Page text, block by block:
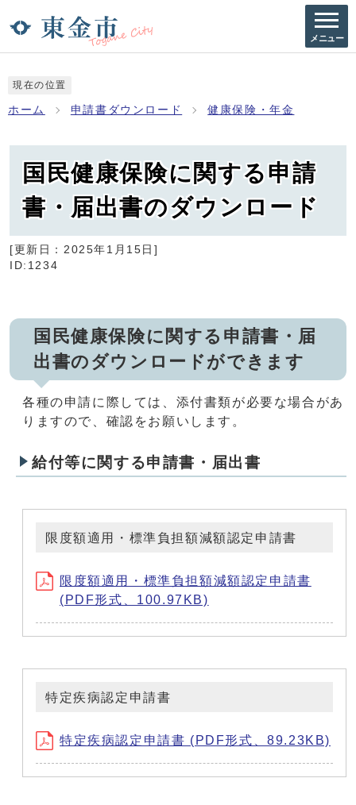
メニュー
現在の位置
ホーム 申請書ダウンロード 健康保険・年金
国民健康保険に関する申請
書・届出書のダウンロード
[更新日： 2025年1月15日 ]
ID:1234
国民健康保険に関する申請書・届
出書のダウンロードができます
各種の申請に際しては、添付書類が必要な場合があ
りますので、確認をお願いします。
給付等に関する申請書・届出書
限度額適用・標準負担額減額認定申請書
限度額適用・標準負担額減額認定申請書
(PDF形式、100.97KB)
特定疾病認定申請書
特定疾病認定申請書 (PDF形式、89.23KB)